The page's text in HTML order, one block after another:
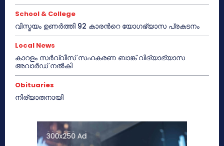
School & College
വിസ്മയം ഉണർത്തി 92 കാരൻറെ യോഗഭ്യാസ പ്രകടനം
Local News
കാറളം സർവ്വീസ് സഹകരണ ബാങ്ക് വിദ്യാഭ്യാസ
അവാർഡ് നൽകി
Obituaries
നിര്യാതനായി